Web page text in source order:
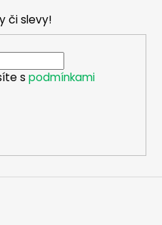
či slevy!
s podmínkami